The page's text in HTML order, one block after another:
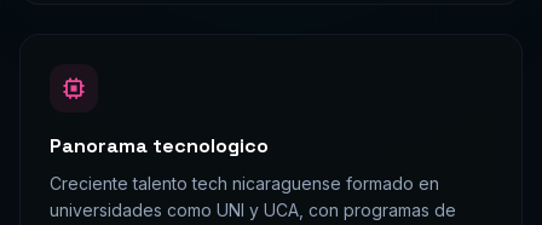
Panorama tecnologico
Creciente talento tech nicaraguense formado en
universidades como UNI y UCA, con programas de